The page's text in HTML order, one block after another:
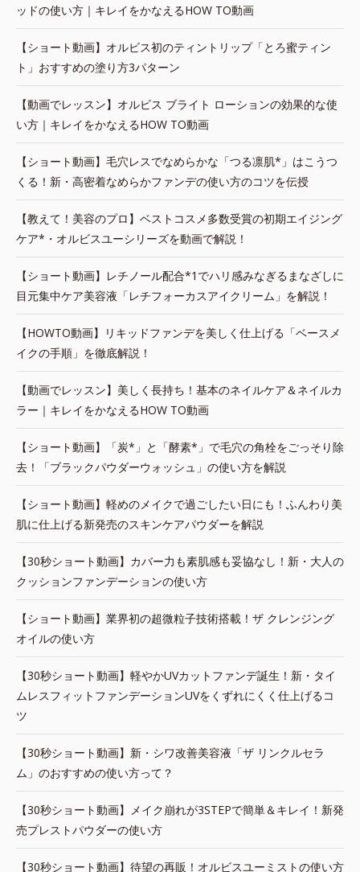
ッドの使い方｜キレイをかなえるHOW TO動画
【ショート動画】オルビス初のティントリップ「とろ蜜ティン
ト」おすすめの塗り方3パターン
【動画でレッスン】オルビス ブライト ローションの効果的な使
い方｜キレイをかなえるHOW TO動画
【ショート動画】毛穴レスでなめらかな「つる凛肌*」はこうつ
くる！新・高密着なめらかファンデの使い方のコツを伝授
【教えて！美容のプロ】ベストコスメ多数受賞の初期エイジング
ケア*・オルビスユーシリーズを動画で解説！
【ショート動画】レチノール配合*1でハリ感みなぎるまなざしに
目元集中ケア美容液「レチフォーカスアイクリーム」を解説！
【HOWTO動画】リキッドファンデを美しく仕上げる「ベースメ
イクの手順」を徹底解説！
【動画でレッスン】美しく長持ち！基本のネイルケア＆ネイルカ
ラー｜キレイをかなえるHOW TO動画
【ショート動画】「炭*」と「酵素*」で毛穴の角栓をごっそり除
去！「ブラックパウダーウォッシュ」の使い方を解説
【ショート動画】軽めのメイクで過ごしたい日にも！ふんわり美
肌に仕上げる新発売のスキンケアパウダーを解説
【30秒ショート動画】カバー力も素肌感も妥協なし！新・大人の
クッションファンデーションの使い方
【ショート動画】業界初の超微粒子技術搭載！ザ クレンジング
オイルの使い方
【30秒ショート動画】軽やかUVカットファンデ誕生！新・タイ
ムレスフィットファンデーションUVをくずれにくく仕上げるコ
ツ
【30秒ショート動画】新・シワ改善美容液「ザ リンクルセラ
ム」のおすすめの使い方って？
【30秒ショート動画】メイク崩れが3STEPで簡単＆キレイ！新発
売プレストパウダーの使い方
【30秒ショート動画】待望の再販！オルビスユーミストの使い方